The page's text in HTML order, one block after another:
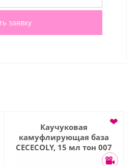
заявку
Каучуковая
камуфлирующая база
CECECOLY, 15 мл тон 007
❤